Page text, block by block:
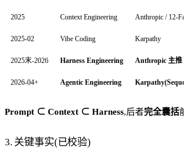
2025 Context Engineering Anthropic / 12-
2025-02 Vibe Coding Karpathy
2025末-2026 Harness Engineering Anthropic 主推
2026-04+ Agentic Engineering
Prompt ⊂ Context ⊂ Harness,后者完全囊括
3. 关键事实(已校验)